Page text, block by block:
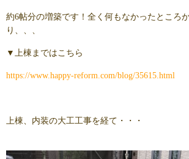
約6帖分の増築です！全く何もなかったところ
り、、、
▼上棟まではこちら
https://www.happy-reform.com/blog/35615.html
上棟、内装の大工工事を経て・・・